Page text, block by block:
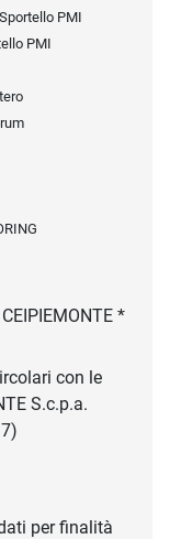
PMI
PMI
*
con le
S.c.p.a.
per finalità